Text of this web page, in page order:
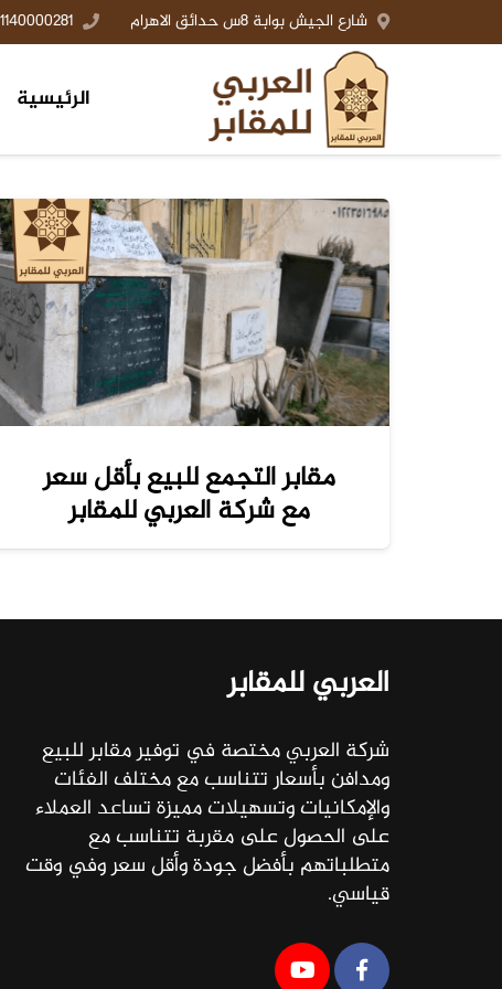
شارع الجيش بوابة 8س حدائق الاهرام
الرئيسية
مقابر التجمع للبيع بأقل سعر
مع شركة العربي للمقابر
العربي للمقابر
شركة العربي مختصة في توفير مقابر للبيع
ومدافن بأسعار تتناسب مع مختلف الفئات
والإمكانيات وتسهيلات مميزة تساعد العملاء
على الحصول على مقربة تتناسب مع
متطلباتهم بأفضل جودة وأقل سعر وفي وقت
قياسي.